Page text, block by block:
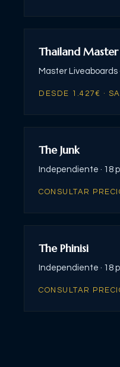
Thailand Master
Master Liveaboards ·
DESDE 1.427€ ·
The Junk
Independiente · 18
CONSULTAR
The Phinisi
Independiente · 18
CONSULTAR